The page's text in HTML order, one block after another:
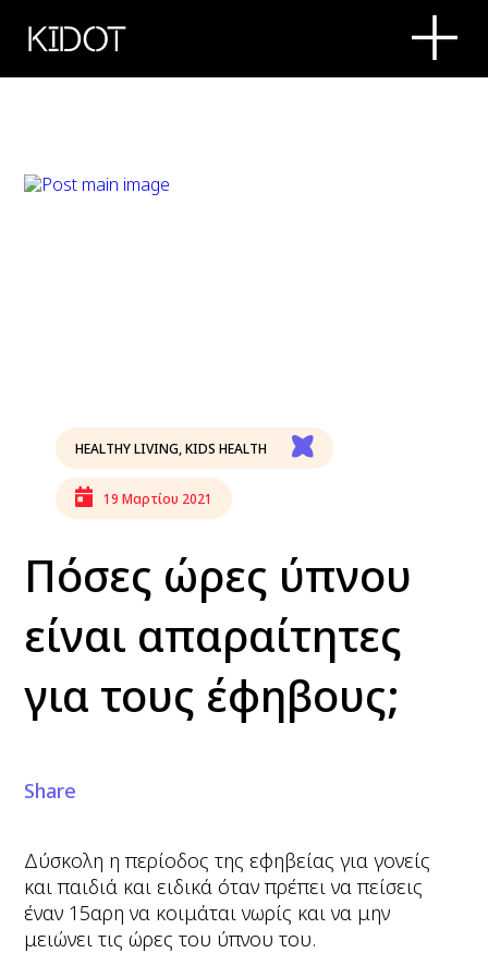
KIDOT
HEALTHY LIVING,KIDS HEALTH
19 Μαρτίου 2021
Πόσες ώρες ύπνου
είναι απαραίτητες
για τους έφηβους;
Share
Δύσκολη η περίοδος της εφηβείας για γονείς
και παιδιά και ειδικά όταν πρέπει να πείσεις
έναν 15αρη να κοιμάται νωρίς και να μην
μειώνει τις ώρες του ύπνου του.